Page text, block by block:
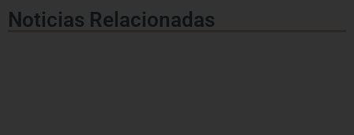
Noticias Relacionadas